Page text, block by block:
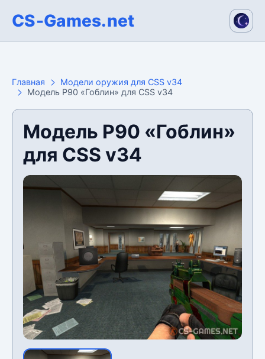
CS-Games.net
Главная
Модели оружия для CSS v34
Модель P90 «Гоблин» для CSS v34
Модель P90 «Гоблин»
для CSS v34